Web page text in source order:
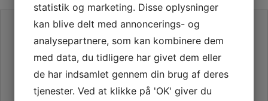
SE VORES ANMELDELSER PÅ TRUSTPILOT
statistik og marketing. Disse oplysninger
kan blive delt med annoncerings- og
analysepartnere, som kan kombinere dem
med data, du tidligere har givet dem eller
de har indsamlet gennem din brug af deres
tjenester. Ved at klikke på 'OK' giver du